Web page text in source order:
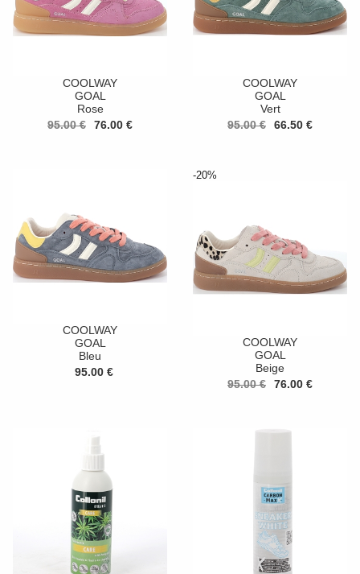
COOLWAY
GOAL
Rose
95.00 €
76.00 €
COOLWAY
GOAL
Vert
95.00 €
66.50 €
COOLWAY
GOAL
Bleu
95.00 €
-20%
COOLWAY
GOAL
Beige
95.00 €
76.00 €